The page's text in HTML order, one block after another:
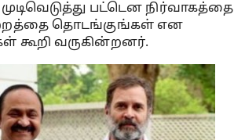
பட்டென நிர்வாகத்தை
தொடங்குங்கள் என
கூறி வருகின்றனர்.